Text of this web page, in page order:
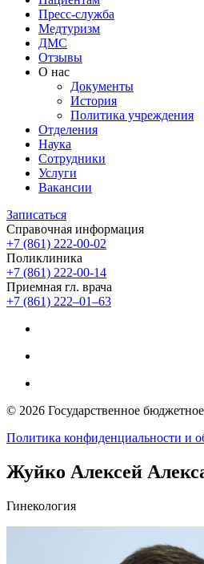
Пресс-служба
Медтуризм
ДМС
Отзывы
О нас
Документы
История
Политика учреждения
Отделения
Наука
Сотрудники
Услуги
Вакансии
Записаться
Справочная информация
+7 (861) 222-00-02
Поликлиника
+7 (861) 222-00-14
Приемная гл. врача
+7 (861) 222‒01‒63
© 2026 Государственное
Политика конфиденциальности и
Жуйко Алексей
Гинекология